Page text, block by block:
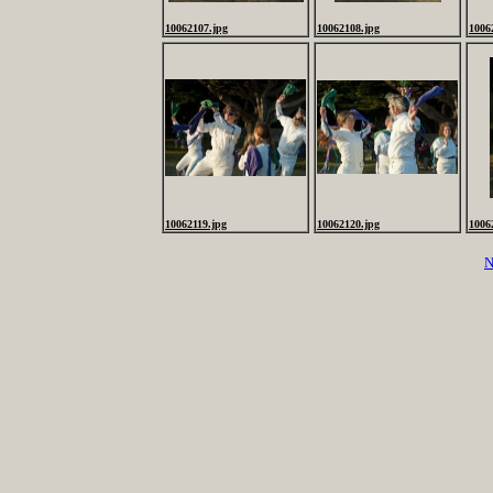
10062107.jpg 10062108.jpg
10062119.jpg 10062120.jpg